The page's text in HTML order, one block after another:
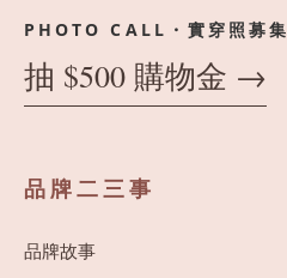
PHOTO CALL・實穿照募集
抽 $500 購物金 →
品牌二三事
品牌故事